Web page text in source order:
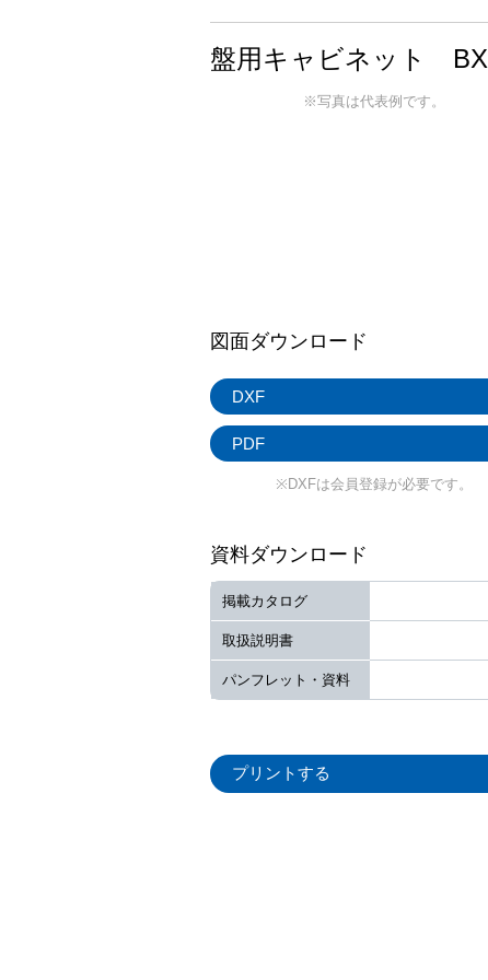
盤用キャビネット BX
※写真は代表例です。
図面ダウンロード
DXF
PDF
※DXFは会員登録が必要です。
資料ダウンロード
掲載カタログ
取扱説明書
パンフレット・資料
プリントする